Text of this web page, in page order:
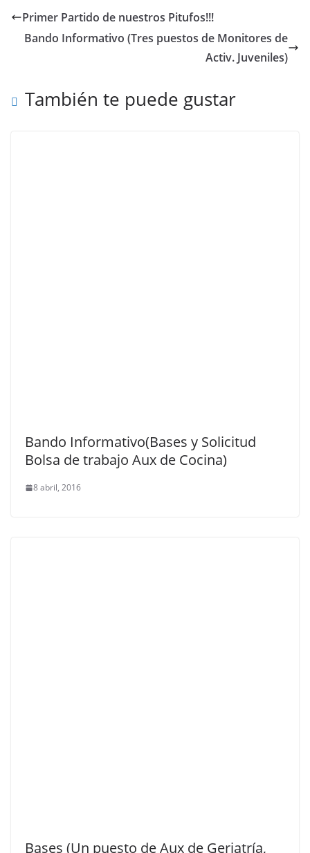
Primer Partido de nuestros Pitufos!!!
Bando Informativo (Tres puestos de Monitores de
Activ. Juveniles)
También te puede gustar
Bando Informativo(Bases y Solicitud
Bolsa de trabajo Aux de Cocina)
8 abril, 2016
Bases (Un puesto de Aux de Geriatría,